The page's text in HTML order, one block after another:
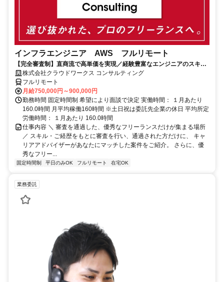
インフラエンジニア AWS フルリモート
【完全審査制】直商流で高単価を実現／経験豊富なエンジニアのスキル
に合致した案件を多数保有
株式会社クラウドワークス コンサルティング
フルリモート
月給750,000円～900,000円
勤務時間 固定時間制 希望により面談で決定 実働時間： １月あたり
160.0時間 月平均稼働160時間 ※土日祝は委託先企業の休日 平均所定
労働時間： １月あたり 160.0時間
仕事内容 ＼ 審査を通過した、優秀なフリーランスだけが集まる場所
／ スキル・ご経歴をもとに審査を行い、通過された方だけに、 キャ
リアアドバイザーがあなたにマッチした案件をご紹介。 さらに、優
秀なフリー...
固定時間制 平日のみOK フルリモート 在宅OK
業務委託